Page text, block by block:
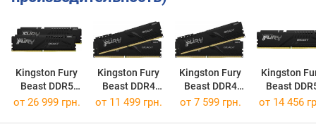
Kingston Fury
Beast DDR5
2x16GB
Kingston Fury
Beast DDR4
2x16GB
Kingston Fury
Beast DDR4
2x8GB
Kingston
Beast
1x16GB
от 26 999 грн. от 11 499 грн. от 7 599 грн. от 14 456